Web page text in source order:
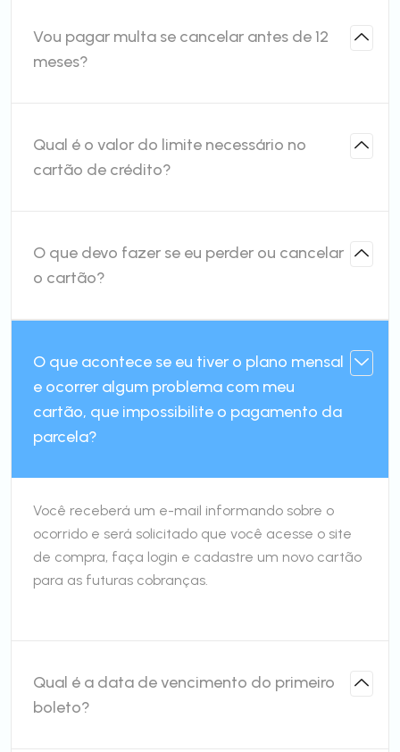
Vou pagar multa se cancelar antes de 12
meses?
Qual é o valor do limite necessário no
cartão de crédito?
O que devo fazer se eu perder ou cancelar
o cartão?
O que acontece se eu tiver o plano mensal
e ocorrer algum problema com meu
cartão, que impossibilite o pagamento da
parcela?
Você receberá um e-mail informando sobre o
ocorrido e será solicitado que você acesse o site
de compra, faça login e cadastre um novo cartão
para as futuras cobranças.
Qual é a data de vencimento do primeiro
boleto?